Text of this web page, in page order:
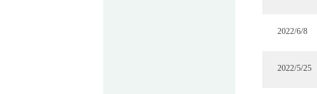
2022/6/8
2022/5/25